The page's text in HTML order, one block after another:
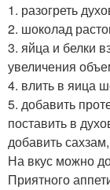
1. разогреть
2. шоколад
3. яйца и белки
увеличения
4. влить в яица
5. добавить
поставить в
добавить
На вкус можно
Приятного